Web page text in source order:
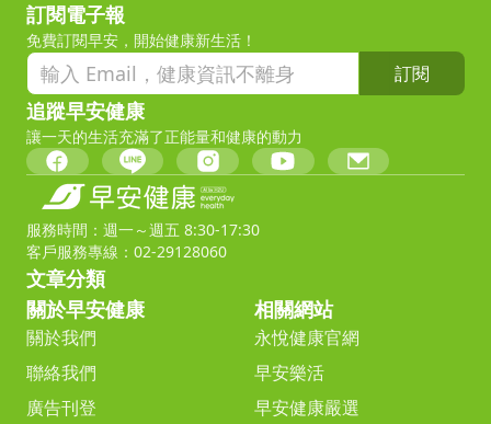
訂閱電子報
免費訂閱早安，開始健康新生活！
訂閱
追蹤早安健康
讓一天的生活充滿了正能量和健康的動力
服務時間：週一～週五 8:30-17:30
客戶服務專線：02-29128060
文章分類
關於早安健康
關於我們
聯絡我們
廣告刊登
相關網站
永悅健康官網
早安樂活
早安健康嚴選